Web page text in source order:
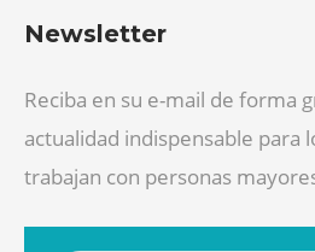
Newsletter
Reciba en su e-mail de forma
actualidad indispensable para
trabajan con personas